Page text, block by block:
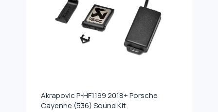
Akrapovic P-HF1199 2018+ Porsche
Cayenne (536) Sound Kit